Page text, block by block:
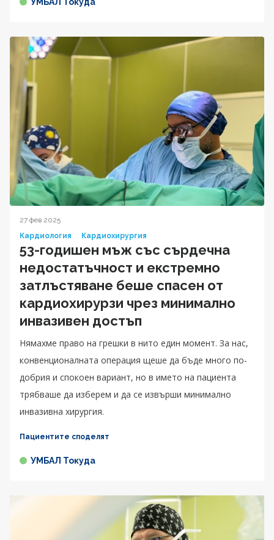
27 фев 2025
Кардиология
Кардиохирургия
53-годишен мъж със сърдечна
недостатъчност и екстремно
затлъстяване беше спасен от
кардиохирурзи чрез минимално
инвазивен достъп
Нямахме право на грешки в нито един момент. За нас,
конвенционалната операция щеше да бъде много по-
добрия и спокоен вариант, но в името на пациента
трябваше да изберем и да се извърши минимално
инвазивна хирургия.
Пациентите споделят
УМБАЛ Токуда